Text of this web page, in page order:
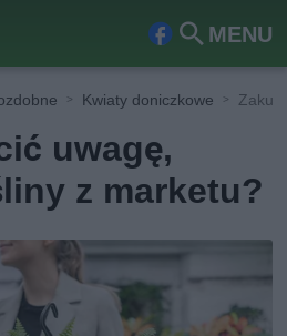
MENU
Fa
ook
Szu
kaj
Kwiaty doniczkowe Zakup
uwagę,
z marketu?